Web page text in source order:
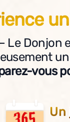
Le Donjon
vous
Un